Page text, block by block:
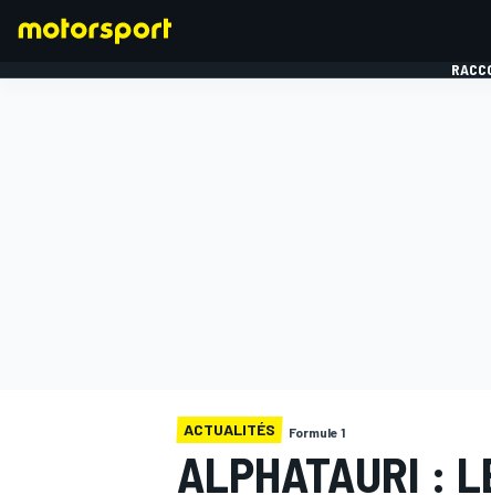
ACTUALITÉS Formule 1
ALPHATAURI :